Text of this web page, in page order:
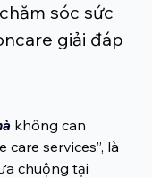
sóc sức
giải đáp
không can
services”, là
chuộng tại